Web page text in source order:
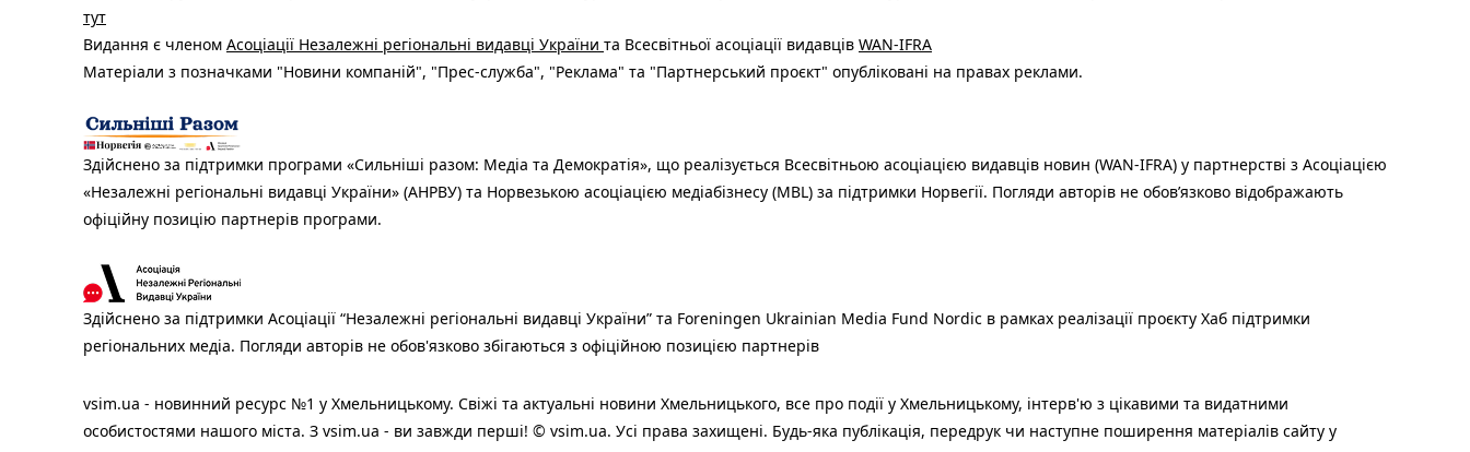
тут
Видання є членом Асоціації Незалежні регіональні видавці України та Всесвітньої асоціації видавців WAN-IFRA
Матеріали з позначками "Новини компаній", "Прес-служба", "Реклама" та "Партнерський проєкт" опубліковані на правах реклами.
Здійснено за підтримки програми «Сильніші разом: Медіа та Демократія», що реалізується Всесвітньою асоціацією видавців новин (WAN-IFRA) у партнерстві з Асоціацією
«Незалежні регіональні видавці України» (АНРВУ) та Норвезькою асоціацією медіабізнесу (MBL) за підтримки Норвегії. Погляди авторів не обов’язково відображають
офіційну позицію партнерів програми.
Здійснено за підтримки Асоціації “Незалежні регіональні видавці України” та Foreningen Ukrainian Media Fund Nordic в рамках реалізації проєкту Хаб підтримки
регіональних медіа. Погляди авторів не обов'язково збігаються з офіційною позицією партнерів
vsim.ua - новинний ресурс №1 у Хмельницькому. Свіжі та актуальні новини Хмельницького, все про події у Хмельницькому, інтерв'ю з цікавими та видатними
особистостями нашого міста. З vsim.ua - ви завжди перші! © vsim.ua. Усі права захищені. Будь-яка публiкацiя, передрук чи наступне поширення матеріалів сайту у